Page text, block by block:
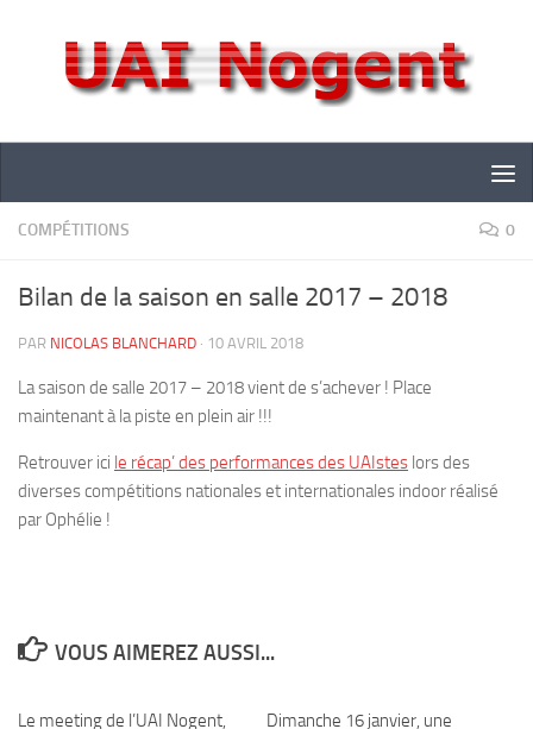
COMPÉTITIONS 0
Bilan de la saison en salle 2017 – 2018
PAR NICOLAS BLANCHARD · 10 AVRIL 2018
La saison de salle 2017 – 2018 vient de s’achever ! Place
maintenant à la piste en plein air !!!
Retrouver ici le récap’ des performances des UAIstes lors des
diverses compétitions nationales et internationales indoor réalisé
par Ophélie !
VOUS AIMEREZ AUSSI...
Le meeting de l’UAI Nogent,
Dimanche 16 janvier, une